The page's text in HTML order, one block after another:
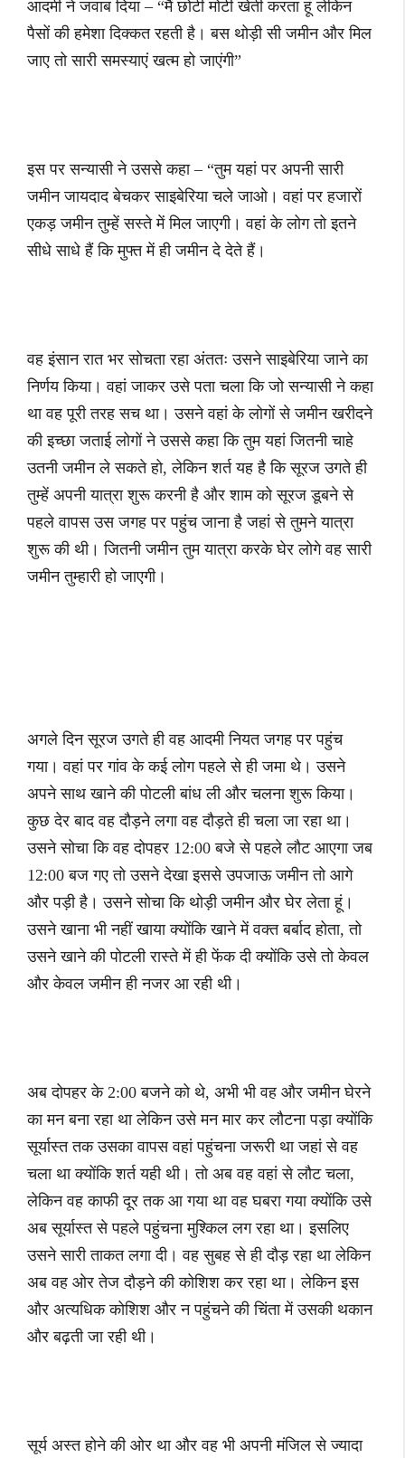
आदमी ने जवाब दिया – “मैं छोटी मोटी खेती करता हूं लेकिन
पैसों की हमेशा दिक्कत रहती है। बस थोड़ी सी जमीन और मिल
जाए तो सारी समस्याएं खत्म हो जाएंगी”
इस पर सन्यासी ने उससे कहा – “तुम यहां पर अपनी सारी
जमीन जायदाद बेचकर साइबेरिया चले जाओ। वहां पर हजारों
एकड़ जमीन तुम्हें सस्ते में मिल जाएगी। वहां के लोग तो इतने
सीधे साधे हैं कि मुफ्त में ही जमीन दे देते हैं।
वह इंसान रात भर सोचता रहा अंततः उसने साइबेरिया जाने का
निर्णय किया। वहां जाकर उसे पता चला कि जो सन्यासी ने कहा
था वह पूरी तरह सच था। उसने वहां के लोगों से जमीन खरीदने
की इच्छा जताई लोगों ने उससे कहा कि तुम यहां जितनी चाहे
उतनी जमीन ले सकते हो, लेकिन शर्त यह है कि सूरज उगते ही
तुम्हें अपनी यात्रा शुरू करनी है और शाम को सूरज डूबने से
पहले वापस उस जगह पर पहुंच जाना है जहां से तुमने यात्रा
शुरू की थी। जितनी जमीन तुम यात्रा करके घेर लोगे वह सारी
जमीन तुम्हारी हो जाएगी।
अगले दिन सूरज उगते ही वह आदमी नियत जगह पर पहुंच
गया। वहां पर गांव के कई लोग पहले से ही जमा थे। उसने
अपने साथ खाने की पोटली बांध ली और चलना शुरू किया।
कुछ देर बाद वह दौड़ने लगा वह दौड़ते ही चला जा रहा था।
उसने सोचा कि वह दोपहर 12:00 बजे से पहले लौट आएगा जब
12:00 बज गए तो उसने देखा इससे उपजाऊ जमीन तो आगे
और पड़ी है। उसने सोचा कि थोड़ी जमीन और घेर लेता हूं।
उसने खाना भी नहीं खाया क्योंकि खाने में वक्त बर्बाद होता, तो
उसने खाने की पोटली रास्ते में ही फेंक दी क्योंकि उसे तो केवल
और केवल जमीन ही नजर आ रही थी।
अब दोपहर के 2:00 बजने को थे, अभी भी वह और जमीन घेरने
का मन बना रहा था लेकिन उसे मन मार कर लौटना पड़ा क्योंकि
सूर्यास्त तक उसका वापस वहां पहुंचना जरूरी था जहां से वह
चला था क्योंकि शर्त यही थी। तो अब वह वहां से लौट चला,
लेकिन वह काफी दूर तक आ गया था वह घबरा गया क्योंकि उसे
अब सूर्यास्त से पहले पहुंचना मुश्किल लग रहा था। इसलिए
उसने सारी ताकत लगा दी। वह सुबह से ही दौड़ रहा था लेकिन
अब वह ओर तेज दौड़ने की कोशिश कर रहा था। लेकिन इस
और अत्यधिक कोशिश और न पहुंचने की चिंता में उसकी थकान
और बढ़ती जा रही थी।
सूर्य अस्त होने की ओर था और वह भी अपनी मंजिल से ज्यादा